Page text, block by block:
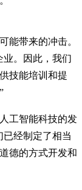
能带来的冲击。
业。因此，我们
技能培训和提
工智能科技的发
已经制定了相当
德的方式开发和